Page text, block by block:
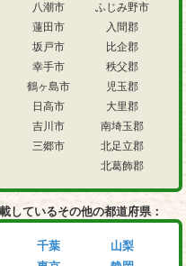
八潮市
蓮田市
坂戸市
幸手市
鶴ヶ島市
日高市
吉川市
三郷市
ふじみ野市
入間郡
比企郡
秩父郡
児玉郡
大里郡
南埼玉郡
北足立郡
北葛飾郡
しているその他の都道府県：
千葉
山梨